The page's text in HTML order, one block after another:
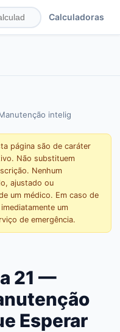
Calculadoras
intelig
página são de caráter
Não substituem
Nenhum
ajustado ou
um médico. Em caso de
um
de emergência.
21 —
Esperar